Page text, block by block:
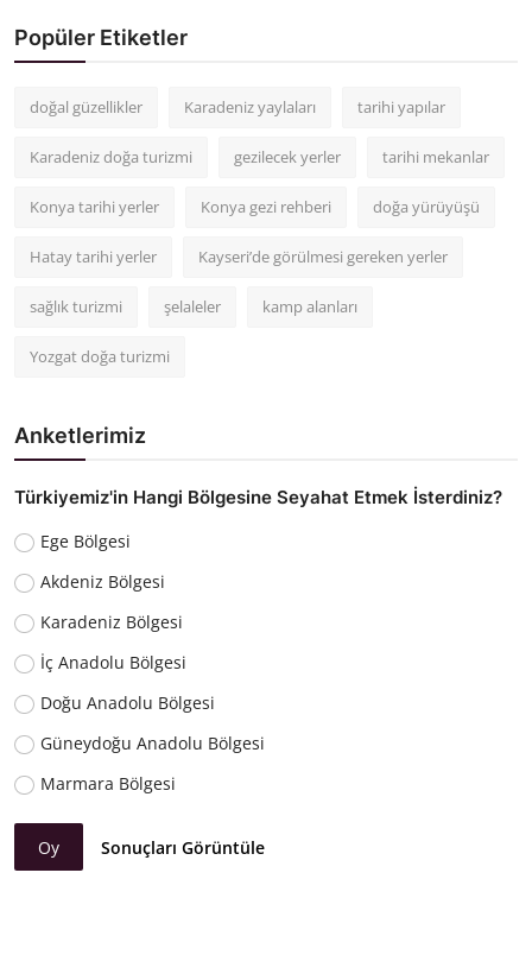
Popüler Etiketler
doğal güzellikler Karadeniz yaylaları tarihi yapılar
Karadeniz doğa turizmi gezilecek yerler tarihi mekanlar
Konya tarihi yerler Konya gezi rehberi doğa yürüyüşü
Hatay tarihi yerler Kayseri’de görülmesi gereken yerler
sağlık turizmi şelaleler kamp alanları
Yozgat doğa turizmi
Anketlerimiz
Türkiyemiz'in Hangi Bölgesine Seyahat Etmek İsterdiniz?
Ege Bölgesi
Akdeniz Bölgesi
Karadeniz Bölgesi
İç Anadolu Bölgesi
Doğu Anadolu Bölgesi
Güneydoğu Anadolu Bölgesi
Marmara Bölgesi
Oy Sonuçları Görüntüle